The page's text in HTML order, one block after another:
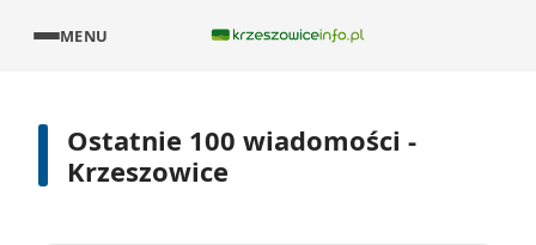
MENU
Ostatnie 100 wiadomości -
Krzeszowice